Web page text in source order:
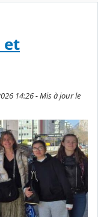
et
14:26 - Mis à jour le